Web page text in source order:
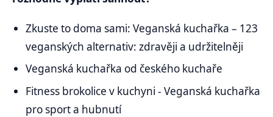
Zkuste to doma sami: Veganská kuchařka – 123
veganských alternativ: zdravěji a udržitelněji
Veganská kuchařka od českého kuchaře
Fitness brokolice v kuchyni - Veganská kuchařka
pro sport a hubnutí